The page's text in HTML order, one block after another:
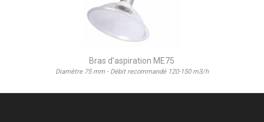
Bras d’aspiration ME75
Diamètre 75 mm - Débit recommandé 120-150 m3/h